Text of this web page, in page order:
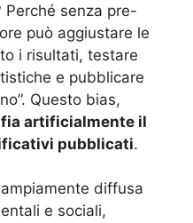
Perché senza pre-
può aggiustare le
i risultati, testare
e pubblicare
Questo bias,
artificialmente il
pubblicati.
diffusa
e sociali,